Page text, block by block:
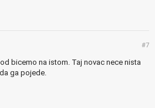
#7
bicemo na istom. Taj novac nece nista
ga pojede.